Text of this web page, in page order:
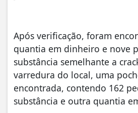
Após verificação, foram
quantia em dinheiro e nove
substância semelhante a
varredura do local, uma
encontrada, contendo 162
substância e outra quantia